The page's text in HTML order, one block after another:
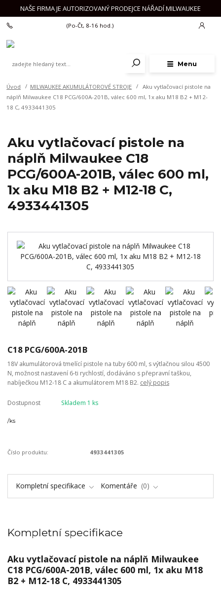
NAŠE FIRMA JE AUTORIZOVANÝ PRODEJCE NÁŘADÍ MILWAUKEE
Menu
(Po-Čt, 8-16 hod.)
Úvod MILWAUKEE AKUMULÁTOROVÉ STROJE
Aku vytlačovací pistole na
náplň Milwaukee C18 PCG/600A-201B, válec 600 ml, 1x aku M18 B2 + M12-
18 C, 4933441305
Aku vytlačovací pistole na
náplň Milwaukee C18
PCG/600A-201B, válec 600 ml,
1x aku M18 B2 + M12-18 C,
4933441305
C18 PCG/600A-201B
18V akumulátorová tmelící pistole na tuby 600 ml, s výtlačnou silou 4500
N, možnost nastavení 6-ti rychlostí, dodáváno s přepravní taškou,
nabíječkou M12-18 C a akumulátorem M18 B2. celý popis
Dostupnost Skladem 1 ks
/ks
Číslo produktu: 4933441305
Kompletní specifikace Komentáře 0
Kompletní specifikace
Aku vytlačovací pistole na náplň Milwaukee
C18 PCG/600A-201B, válec 600 ml, 1x aku M18
B2 + M12-18 C, 4933441305